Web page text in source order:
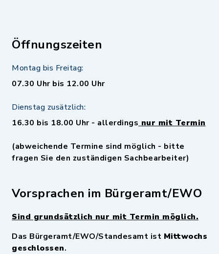
Öffnungszeiten
Montag bis Freitag:
07.30 Uhr bis 12.00 Uhr
Dienstag zusätzlich:
16.30 bis 18.00 Uhr - allerdings nur mit Termin
(abweichende Termine sind möglich - bitte
fragen Sie den zuständigen Sachbearbeiter)
Vorsprachen im Bürgeramt/EWO
Sind grundsätzlich nur mit Termin möglich.
Das Bürgeramt/EWO/Standesamt ist Mittwochs
geschlossen.